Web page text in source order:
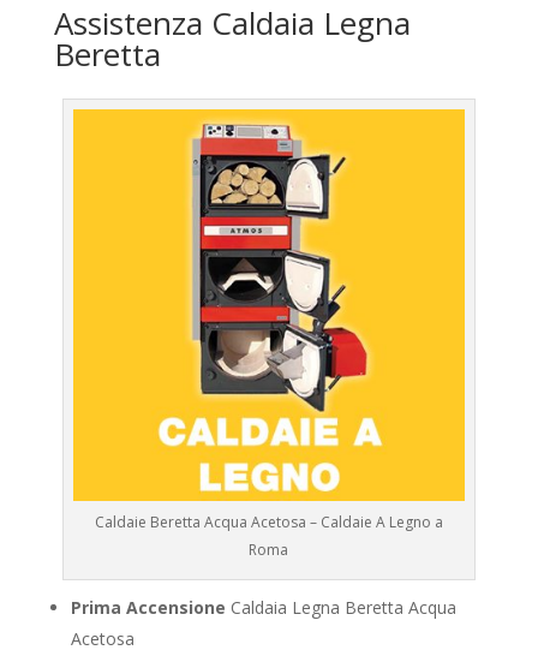
Assistenza Caldaia Legna
Beretta
Caldaie Beretta Acqua Acetosa – Caldaie A Legno a
Roma
Prima Accensione Caldaia Legna Beretta Acqua
Acetosa